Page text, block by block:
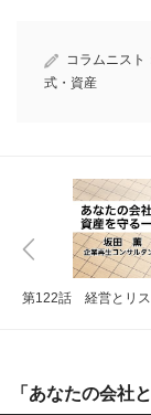
コラムニスト
式・資産
第122話 経営とリス
「あなたの会社